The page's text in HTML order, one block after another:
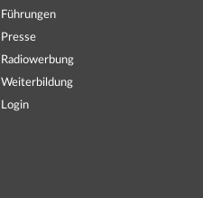
Führungen
Presse
Radiowerbung
Weiterbildung
Login